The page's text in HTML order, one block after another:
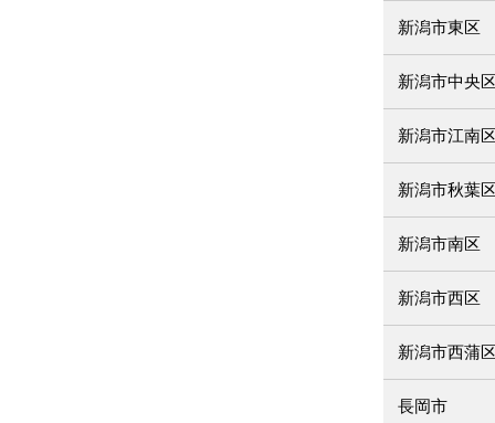
新潟市東区
新潟市中央区
新潟市江南区
新潟市秋葉区
新潟市南区
新潟市西区
新潟市西蒲区
長岡市